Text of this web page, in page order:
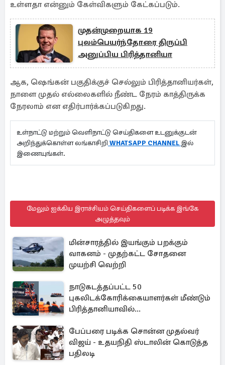
உள்ளதா என்னும் கேள்விகளும் கேட்கப்படும்.
முதன்முறையாக 19
புலம்பெயர்ந்தோரை திருப்பி
அனுப்பிய பிரித்தானியா
ஆக, ஷெங்கன் பகுதிக்குச் செல்லும் பிரித்தானியர்கள்,
நாளை முதல் எல்லைகளில் நீண்ட நேரம் காத்திருக்க
நேரலாம் என எதிர்பார்க்கப்படுகிறது.
உள்நாட்டு மற்றும் வெளிநாட்டு செய்திகளை உடனுக்குடன்
அறிந்துக்கொள்ள லங்காசிறி WHATSAPP CHANNEL இல்
இணையுங்கள்.
மேலும் ஐக்கிய இராச்சியம் செய்திகளைப் படிக்க இங்கே
அழுத்தவும்
மின்சாரத்தில் இயங்கும் பறக்கும்
வாகனம் - முதற்கட்ட சோதனை
முயற்சி வெற்றி
நாடுகடத்தப்பட்ட 50
புகலிடக்கோரிக்கையாளர்கள் மீண்டும்
பிரித்தானியாவில்...
பேப்பரை படிக்க சொன்ன முதல்வர்
விஜய் - உதயநிதி ஸ்டாலின் கொடுத்த
பதிலடி